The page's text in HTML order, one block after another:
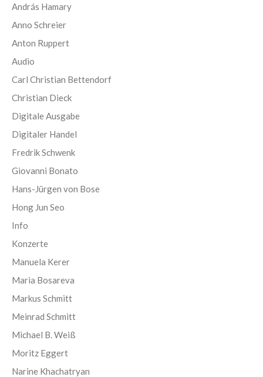
András Hamary
Anno Schreier
Anton Ruppert
Audio
Carl Christian Bettendorf
Christian Dieck
Digitale Ausgabe
Digitaler Handel
Fredrik Schwenk
Giovanni Bonato
Hans-Jürgen von Bose
Hong Jun Seo
Info
Konzerte
Manuela Kerer
Maria Bosareva
Markus Schmitt
Meinrad Schmitt
Michael B. Weiß
Moritz Eggert
Narine Khachatryan